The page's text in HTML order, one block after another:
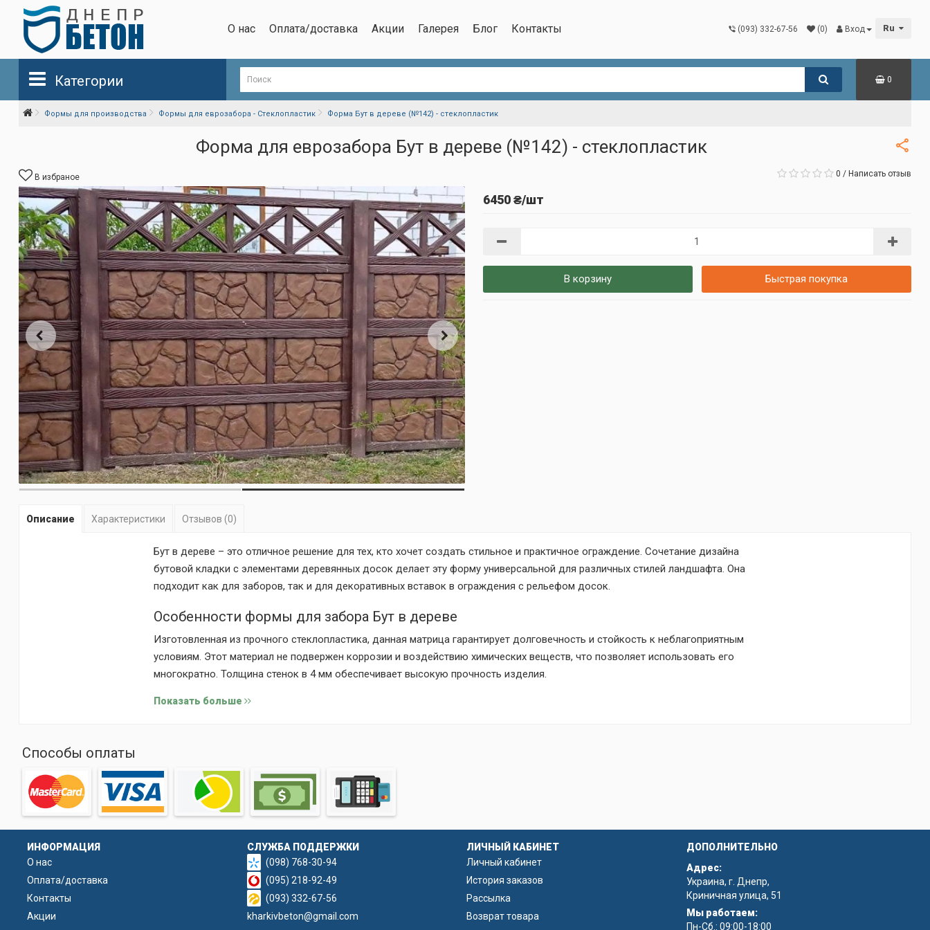
О нас Оплата/доставка Акции Галерея Блог Контакты (093) 332-67-56 (0) Вход Ru
Категории 0
Формы для производства Формы для еврозабора - Стеклопластик Форма Бут в дереве (№142) - стеклопластик
Форма для еврозабора Бут в дереве (№142) - стеклопластик
В избраное 0 / Написать отзыв
6450 ₴/шт
В корзину Быстрая покупка
Описание Характеристики Отзывов (0)
Бут в дереве – это отличное решение для тех, кто хочет создать стильное и практичное ограждение. Сочетание дизайна
бутовой кладки с элементами деревянных досок делает эту форму универсальной для различных стилей ландшафта. Она
подходит как для заборов, так и для декоративных вставок в ограждения с рельефом досок.
Особенности формы для забора Бут в дереве
Изготовленная из прочного стеклопластика, данная матрица гарантирует долговечность и стойкость к неблагоприятным
условиям. Этот материал не подвержен коррозии и воздействию химических веществ, что позволяет использовать его
многократно. Толщина стенок в 4 мм обеспечивает высокую прочность изделия.
За счет стандартных размеров она подходит для создания любых бетонных ограждений. Форма легко комбинируется с
Показать больше
Способы оплаты
ИНФОРМАЦИЯ
О нас
Оплата/доставка
Контакты
Акции
СЛУЖБА ПОДДЕРЖКИ
(098) 768-30-94
(095) 218-92-49
(093) 332-67-56
kharkivbeton@gmail.com
ЛИЧНЫЙ КАБИНЕТ
Личный кабинет
История заказов
Рассылка
Возврат товара
ДОПОЛНИТЕЛЬНО
Адрес:
Украина, г. Днепр,
Криничная улица, 51
Мы работаем:
Пн-Сб.: 09:00-18:00